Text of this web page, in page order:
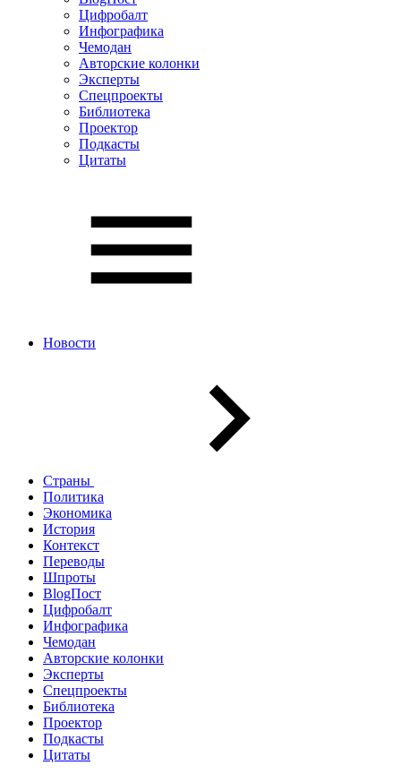
Цифробалт
Инфографика
Чемодан
Авторские колонки
Эксперты
Спецпроекты
Библиотека
Проектор
Подкасты
Цитаты
Новости
Страны
Политика
Экономика
История
Контекст
Переводы
Шпроты
BlogПост
Цифробалт
Инфографика
Чемодан
Авторские колонки
Эксперты
Спецпроекты
Библиотека
Проектор
Подкасты
Цитаты